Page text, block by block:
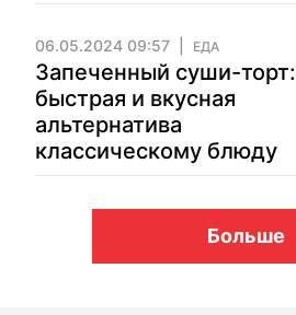
06.05.2024 09:57 ЕДА
Запеченный суши-торт:
быстрая и вкусная
альтернатива
классическому блюду
Больше